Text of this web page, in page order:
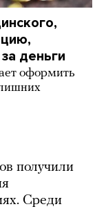
деньги
оформить
получили
Среди